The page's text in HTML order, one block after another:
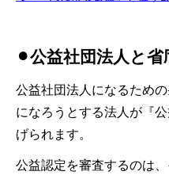
⚫︎公益社団法人と省
公益社団法人になるため
になろうとする法人が『
げられます。
公益認定を審査するのは